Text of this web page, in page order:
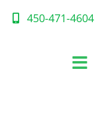
450-471-4604